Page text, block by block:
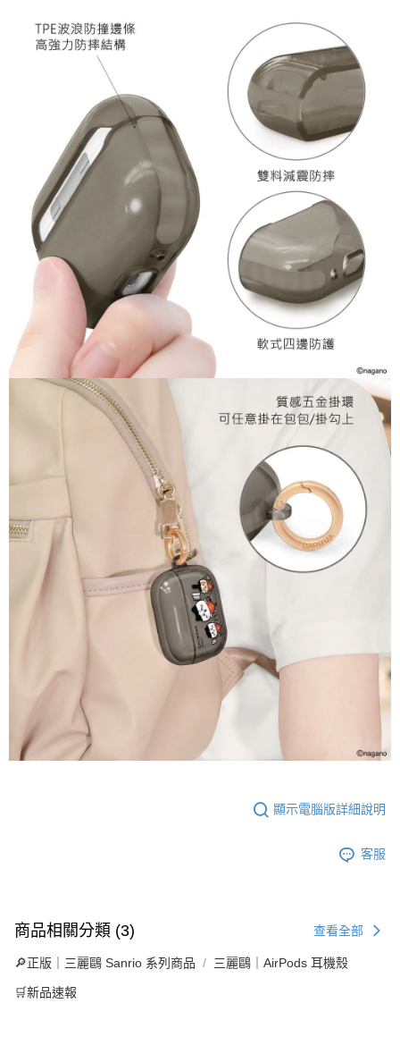
顯示電腦版詳細說明
客服
商品相關分類 (3) 查看全部
🔎正版｜三麗鷗 Sanrio 系列商品 三麗鷗｜AirPods 耳機殼
🛒新品速報